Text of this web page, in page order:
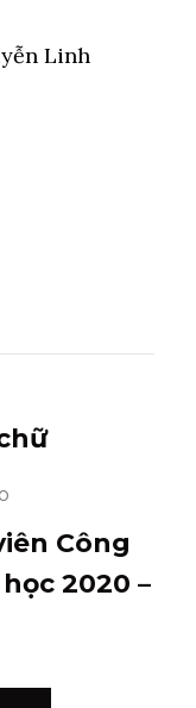
Linh
Công
2020 –